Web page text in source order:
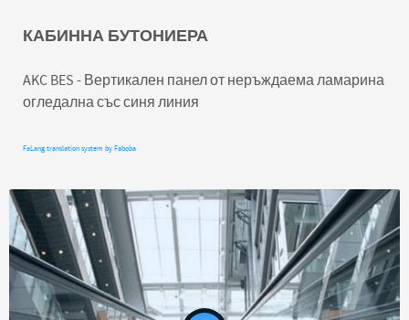
КАБИННА БУТОНИЕРА
AKC BES - Вертикален панел от неръждаема ламарина
огледална със синя линия
FaLang translation system by Faboba